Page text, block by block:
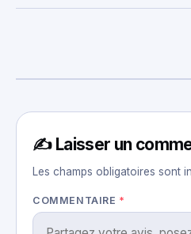
✍️ Laisser un
Les champs obligatoires sont
COMMENTAIRE *